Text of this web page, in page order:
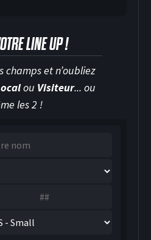
SUR GLACE
LINE UP !
champs et n’oubliez
ou Visiteur... ou
les 2 !